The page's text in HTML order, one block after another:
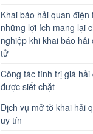
Khai báo hải quan điện
những lợi ích mang lại
nghiệp khi khai báo hải
tử
Công tác tính trị giá hải
được siết chặt
Dịch vụ mở tờ khai hải
uy tín